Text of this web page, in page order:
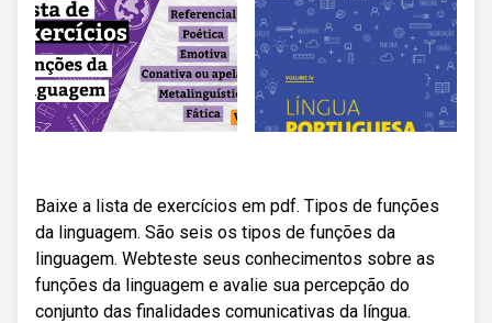
Baixe a lista de exercícios em pdf. Tipos de funções
da linguagem. São seis os tipos de funções da
linguagem. Webteste seus conhecimentos sobre as
funções da linguagem e avalie sua percepção do
conjunto das finalidades comunicativas da língua.